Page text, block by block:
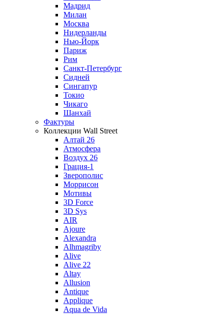
Мадрид
Милан
Москва
Нидерланды
Нью-Йорк
Париж
Рим
Санкт-Петербург
Сидней
Сингапур
Токио
Чикаго
Шанхай
Фактуры
Коллекции Wall Street
Алтай 26
Атмосфера
Воздух 26
Грация-1
Зверополис
Моррисон
Мотивы
3D Force
3D Sys
AIR
Ajoure
Alexandra
Alhmagriby
Alive
Alive 22
Altay
Allusion
Antique
Applique
Aqua de Vida